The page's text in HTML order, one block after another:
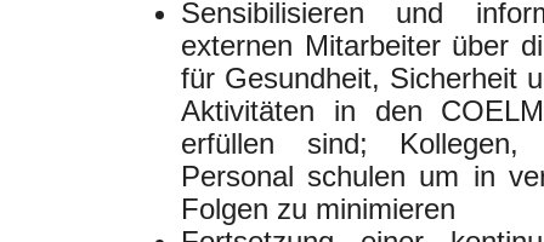
Sensibilisieren und
externen Mitarbeiter über
für Gesundheit, Sicherheit
Aktivitäten in den
erfüllen sind; Kollegen,
Personal schulen um in
Folgen zu minimieren